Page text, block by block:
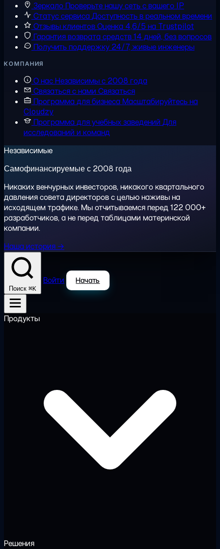
Зеркало Проверьте нашу сеть с вашего IP
Статус сервисаДоступность в реальном времени
Отзывы клиентовОценка 4,6/5 на Trustpilot
Гарантия возврата средств14 дней, без вопросов
Получить поддержку 24/7, живые инженеры
КОМПАНИЯ
О насНезависимы с 2008 года
Связаться с нами Связаться
Программа для бизнесаМасштабируйтесь на
Cloudzy
Программа для учебных заведений Для
исследований и команд
Независимые
Самофинансируемые с 2008 года
Никаких венчурных инвесторов, никакого квартального
давления совета директоров с целью наживы на
исходящем трафике. Мы отчитываемся перед 122 000+
разработчиков, а не перед таблицами материнской
компании.
Наша история →
Поиск ⌘K
Войти Начать
Продукты
Решения